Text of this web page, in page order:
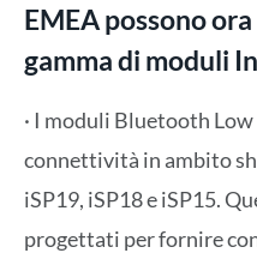
EMEA possono
gamma di moduli
· I moduli Bluetooth Low
connettività in ambito
iSP19, iSP18 e iSP15.
progettati per fornire